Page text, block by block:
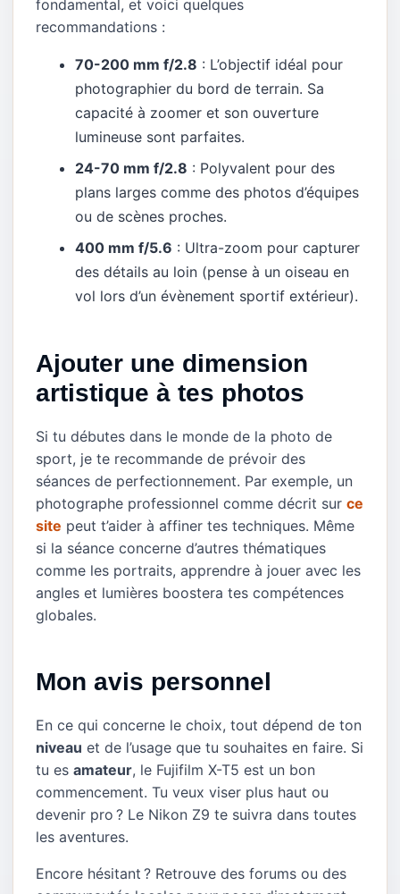
fondamental, et voici quelques
recommandations :
70-200 mm f/2.8 : L’objectif idéal pour
photographier du bord de terrain. Sa
capacité à zoomer et son ouverture
lumineuse sont parfaites.
24-70 mm f/2.8 : Polyvalent pour des
plans larges comme des photos d’équipes
ou de scènes proches.
400 mm f/5.6 : Ultra-zoom pour capturer
des détails au loin (pense à un oiseau en
vol lors d’un évènement sportif extérieur).
Ajouter une dimension
artistique à tes photos
Si tu débutes dans le monde de la photo de
sport, je te recommande de prévoir des
séances de perfectionnement. Par exemple, un
photographe professionnel comme décrit surce
site peut t’aider à affiner tes techniques. Même
si la séance concerne d’autres thématiques
comme les portraits, apprendre à jouer avec les
angles et lumières boostera tes compétences
globales.
Mon avis personnel
En ce qui concerne le choix, tout dépend de ton
niveau et de l’usage que tu souhaites en faire. Si
tu esamateur, le Fujifilm X-T5 est un bon
commencement. Tu veux viser plus haut ou
devenir pro ? Le Nikon Z9 te suivra dans toutes
les aventures.
Encore hésitant ? Retrouve des forums ou des